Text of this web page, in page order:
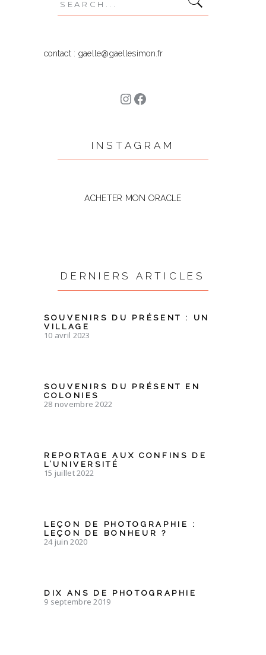
for:
contact : gaelle@gaellesimon.fr
Instagram
Facebook
INSTAGRAM
ACHETER MON ORACLE
DERNIERS ARTICLES
SOUVENIRS DU PRÉSENT : UN
VILLAGE
10 avril 2023
SOUVENIRS DU PRÉSENT EN
COLONIES
28 novembre 2022
REPORTAGE AUX CONFINS DE
L’UNIVERSITÉ
15 juillet 2022
LEÇON DE PHOTOGRAPHIE :
LEÇON DE BONHEUR ?
24 juin 2020
DIX ANS DE PHOTOGRAPHIE
9 septembre 2019